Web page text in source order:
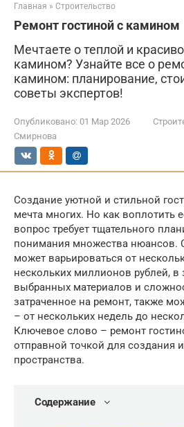
Главная » Строительство
Ремонт гостиной с камином
Мечтаете о теплой и
камином? Узнайте все о
камином: планирование,
советы экспертов!
Опубликовано: 01 Мар 2026
Смирнова
Создание уютной и стильной
мечта многих. Но как воплотить
вопрос требует тщательного
понимания множества нюансов.
может варьироваться от
нескольких миллионов рублей, в
выбранных материалов и
затраченное на ремонт, также
– от нескольких недель до
Ключевое слово – ремонт
отправной точкой для создания
пространства.
Содержание